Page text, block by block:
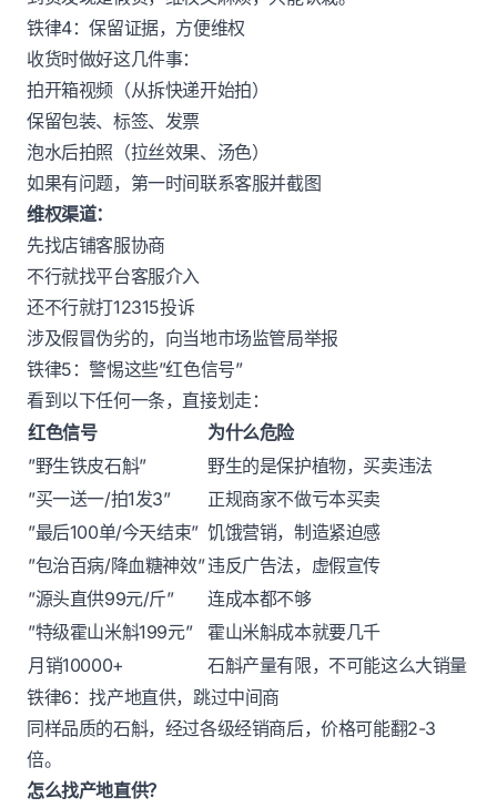
铁律4：保留证据，方便维权
收货时做好这几件事：
拍开箱视频（从拆快递开始拍）
保留包装、标签、发票
泡水后拍照（拉丝效果、汤色）
如果有问题，第一时间联系客服并截图
维权渠道：
先找店铺客服协商
不行就找平台客服介入
还不行就打12315投诉
涉及假冒伪劣的，向当地市场监管局举报
铁律5：警惕这些”红色信号”
看到以下任何一条，直接划走：
红色信号
为什么危险
”野生铁皮石斛”
野生的是保护植物，买卖违法
”买一送一/拍1发3”
正规商家不做亏本买卖
”最后100单/今天结束” 饥饿营销，制造紧迫感
”包治百病/降血糖神效”违反广告法，虚假宣传
”源头直供99元/斤”
连成本都不够
”特级霍山米斛199元”
霍山米斛成本就要几千
月销10000+
石斛产量有限，不可能这么大销量
铁律6：找产地直供，跳过中间商
同样品质的石斛，经过各级经销商后，价格可能翻2-3
倍。
怎么找产地直供？